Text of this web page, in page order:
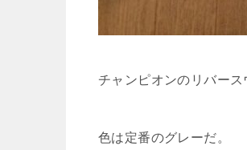
チャンピオンのリバース
色は定番のグレーだ。